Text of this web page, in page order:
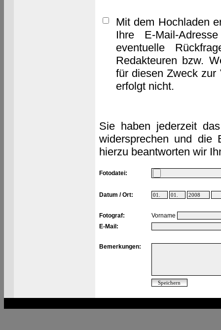
Mit dem Hochladen
Ihre E-Mail-
eventuelle
Redakteuren bzw.
für diesen Zweck zur
erfolgt nicht.
Sie haben jederzeit
widersprechen und die
hierzu beantworten wir
Fotodatei:
Datum / Ort:
Fotograf:
Vorname
E-Mail:
Bemerkungen: